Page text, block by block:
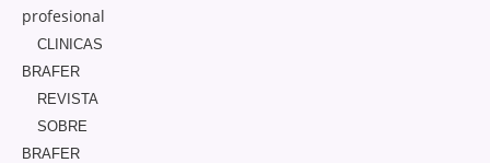
profesional
CLINICAS
BRAFER
REVISTA
SOBRE
BRAFER